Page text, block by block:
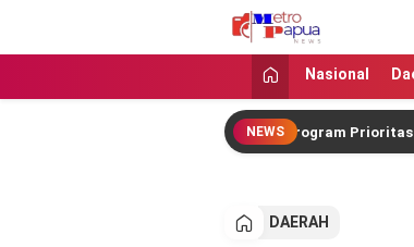
MetroPapua News
Jangan Gentar Bicara
Nasional
NEWS
Sorong Tetap Jalankan Program Prioritas 2026,
DAERAH